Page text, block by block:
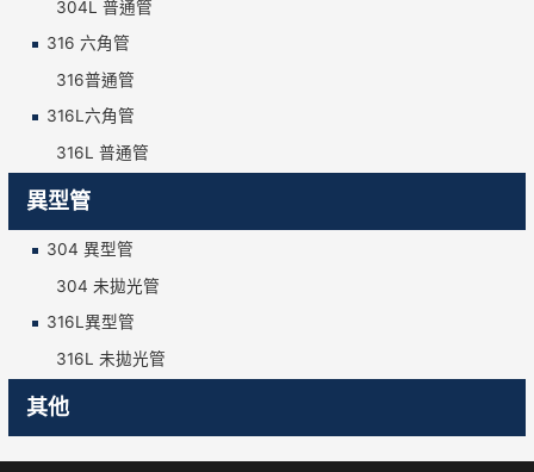
304L 普通管
316 六角管
316普通管
316L六角管
316L 普通管
異型管
304 異型管
304 未拋光管
316L異型管
316L 未拋光管
其他